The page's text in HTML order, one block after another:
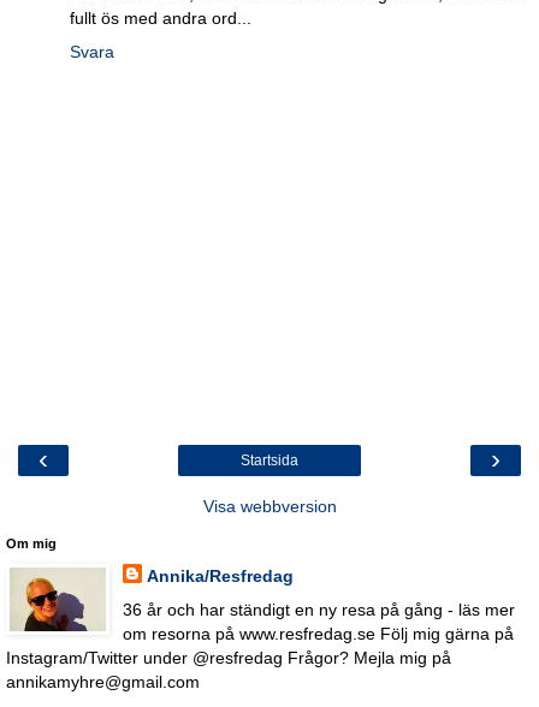
fullt ös med andra ord...
Svara
‹ ›
Startsida
Visa webbversion
Om mig
Annika/Resfredag
36 år och har ständigt en ny resa på gång - läs mer
om resorna på www.resfredag.se Följ mig gärna på
Instagram/Twitter under @resfredag Frågor? Mejla mig på
annikamyhre@gmail.com